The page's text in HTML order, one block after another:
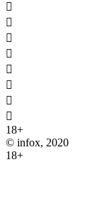








18+
© infox, 2020
18+